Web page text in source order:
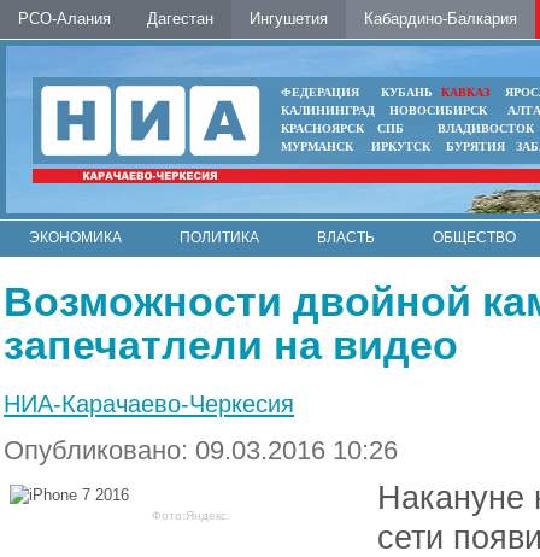
РСО-Алания Дагестан Ингушетия Кабардино-Балкария
ФЕДЕРАЦИЯ КУБАНЬ КАВКАЗ
КАЛИНИНГРАД
НОВОСИБИРСК
КРАСНОЯРСК
СПБ
ВЛАДИВОСТОК
МУРМАНСК
ИРКУТСК БУРЯТИЯ
ЭКОНОМИКА ПОЛИТИКА ВЛАСТЬ
ОБЩЕСТВО
Возможности двойной
запечатлели на видео
НИА-Карачаево-Черкесия
Опубликовано: 09.03.2016 10:26
Фото:Яндекс.
Накануне
сети